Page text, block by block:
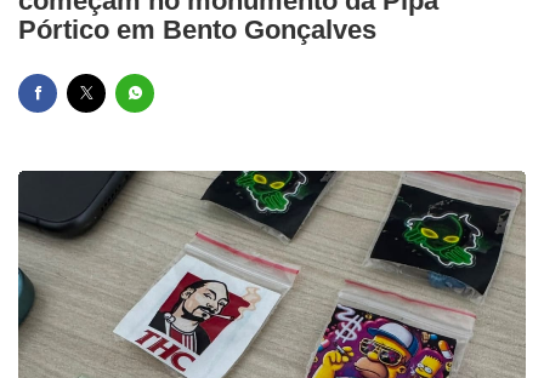
Pórtico em Bento Gonçalves